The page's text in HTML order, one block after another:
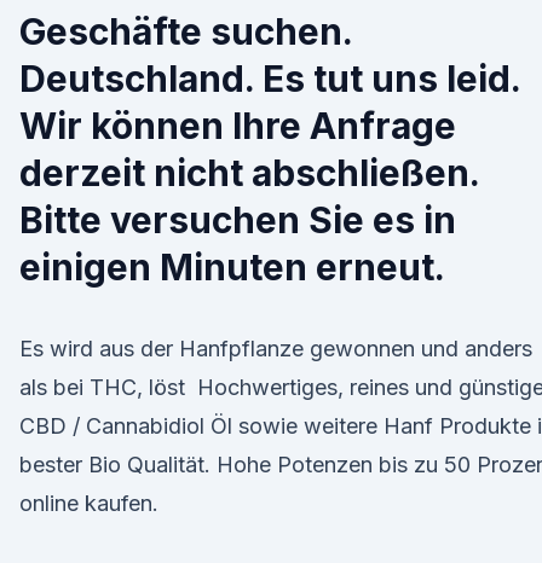
Geschäfte suchen.
Deutschland. Es tut uns leid.
Wir können Ihre Anfrage
derzeit nicht abschließen.
Bitte versuchen Sie es in
einigen Minuten erneut.
Es wird aus der Hanfpflanze gewonnen und anders
als bei THC, löst Hochwertiges, reines und
CBD / Cannabidiol Öl sowie weitere Hanf Produkte
bester Bio Qualität. Hohe Potenzen bis zu 50
online kaufen.